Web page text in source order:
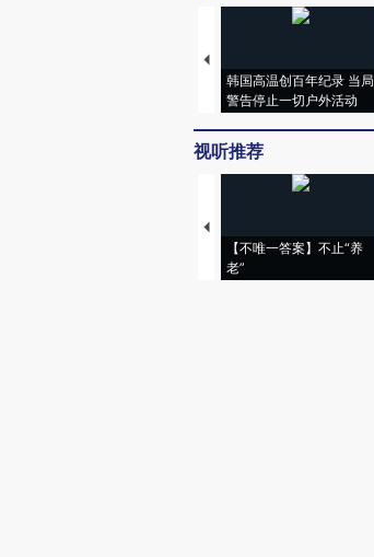
韩国高温创百年纪录 当局
警告停止一切户外活动
视听推荐
【不唯一答案】不止“养
老”